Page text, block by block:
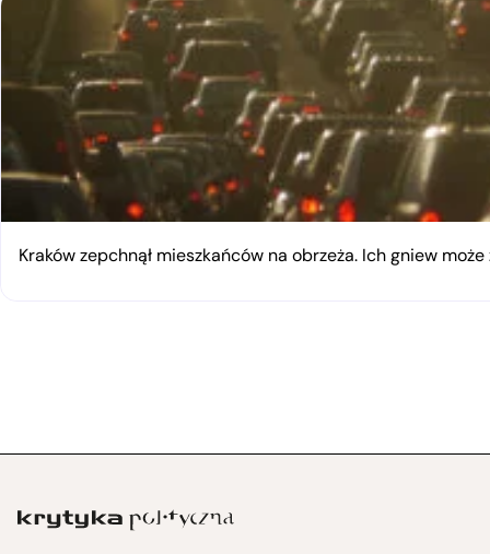
Kraków zepchnął mieszkańców na obrzeża. Ich gniew